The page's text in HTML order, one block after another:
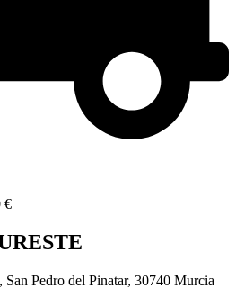
€
Pedro del Pinatar, 30740 Murcia